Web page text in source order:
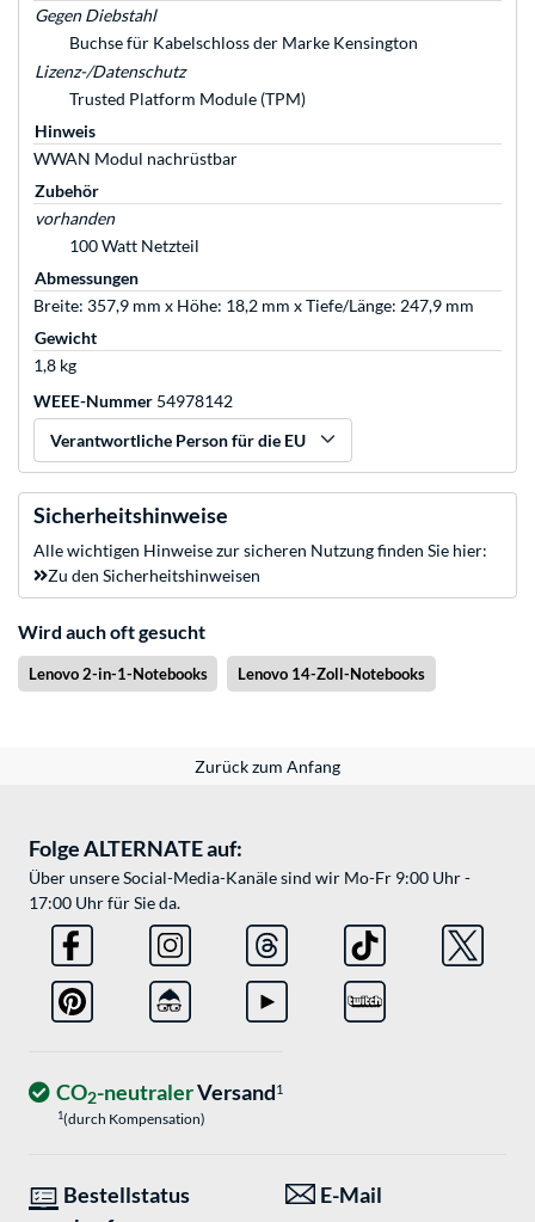
Gegen Diebstahl
Buchse für Kabelschloss der Marke Kensington
Lizenz-/Datenschutz
Trusted Platform Module (TPM)
Hinweis
WWAN Modul nachrüstbar
Zubehör
vorhanden
100 Watt Netzteil
Abmessungen
Breite: 357,9 mm x Höhe: 18,2 mm x Tiefe/Länge: 247,9 mm
Gewicht
1,8 kg
WEEE-Nummer 54978142
Verantwortliche Person für die EU
Sicherheitshinweise
Alle wichtigen Hinweise zur sicheren Nutzung finden Sie hier:
Zu den Sicherheitshinweisen
Wird auch oft gesucht
Lenovo 2-in-1-Notebooks Lenovo 14-Zoll-Notebooks
Zurück zum Anfang
Folge ALTERNATE auf:
Über unsere Social-Media-Kanäle sind wir Mo-Fr 9:00 Uhr -
17:00 Uhr für Sie da.
CO2-neutralerVersand1
1(durch Kompensation)
Bestellstatus
E-Mail